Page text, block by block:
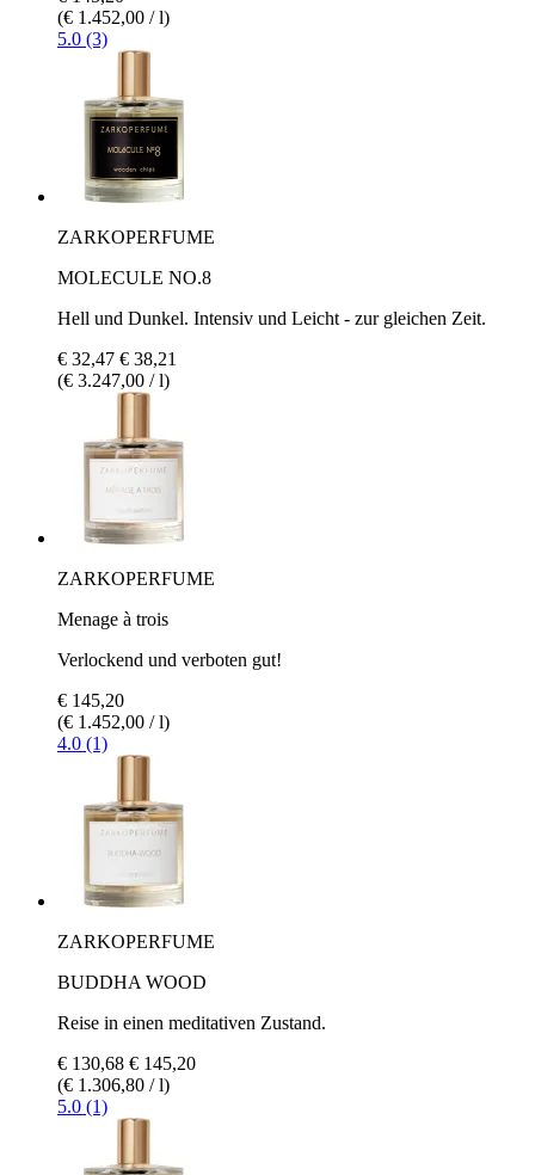
(€ 1.452,00 / l)
5.0 (3)
ZARKOPERFUME
MOLECULE NO.8
Hell und Dunkel. Intensiv und Leicht - zur gleichen Zeit.
€ 32,47 € 38,21
(€ 3.247,00 / l)
ZARKOPERFUME
Menage à trois
Verlockend und verboten gut!
€ 145,20
(€ 1.452,00 / l)
4.0 (1)
ZARKOPERFUME
BUDDHA WOOD
Reise in einen meditativen Zustand.
€ 130,68 € 145,20
(€ 1.306,80 / l)
5.0 (1)